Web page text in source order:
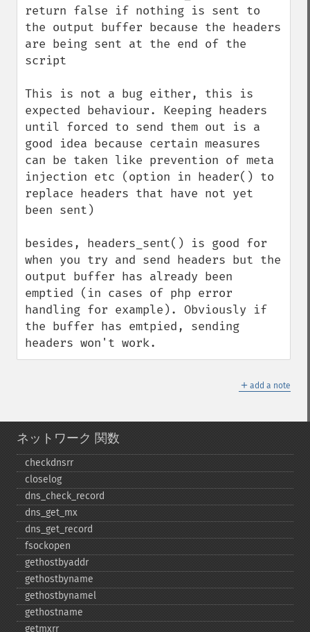
return false if nothing is sent to
the output buffer because the headers
are being sent at the end of the
script
This is not a bug either, this is
expected behaviour. Keeping headers
until forced to send them out is a
good idea because certain measures
can be taken like prevention of meta
injection etc (option in header() to
replace headers that have not yet
been sent)
besides, headers_sent() is good for
when you try and send headers but the
output buffer has already been
emptied (in cases of php error
handling for example). Obviously if
the buffer has emtpied, sending
headers won't work.
＋ add a note
ネットワーク 関数
checkdnsrr
closelog
dns_​check_​record
dns_​get_​mx
dns_​get_​record
fsockopen
gethostbyaddr
gethostbyname
gethostbynamel
gethostname
getmxrr